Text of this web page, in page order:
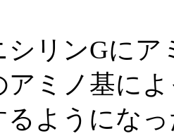
シリンGにア
アミノ基に
るようにな